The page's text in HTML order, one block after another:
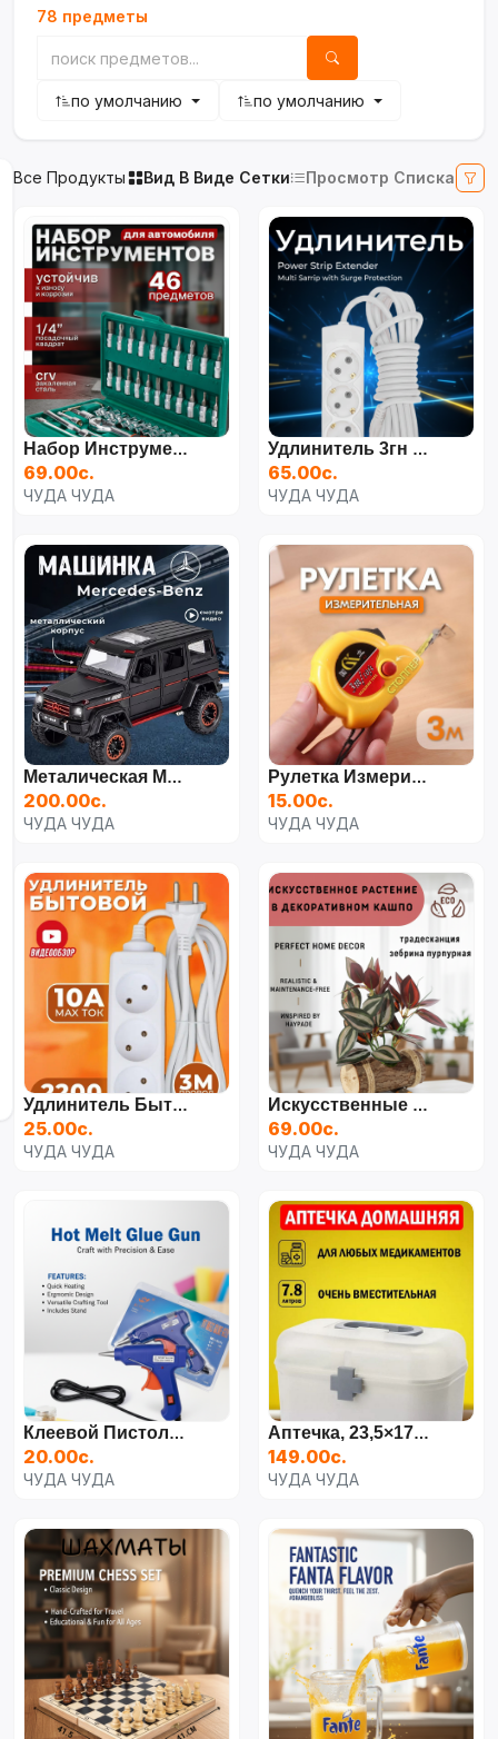
78 предметы
по умолчанию по умолчанию
Все Продукты Вид В Виде Сетки Просмотр Списка
Набор Инструмента Для Автомобиля Головок И Ключей Для Дома
69.00с.
ЧУДА ЧУДА
Удлинитель 3гн Х 5м
65.00с.
ЧУДА ЧУДА
Металическая Модельная Машинка Mercedes G-Wagen Гелентваген
200.00с.
ЧУДА ЧУДА
Рулетка Измерительная 3 М
15.00с.
ЧУДА ЧУДА
Удлинитель Бытовой 3м
25.00с.
ЧУДА ЧУДА
Искусственные Цветы
69.00с.
ЧУДА ЧУДА
Клеевой Пистолет 10-11мм Для Рукоделия
20.00с.
ЧУДА ЧУДА
Аптечка, 23,5×17,5×15 См,
149.00с.
ЧУДА ЧУДА